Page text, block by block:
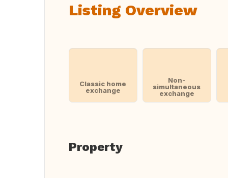
Listing Overview
Classic home
exchange
Non-
simultaneous
exchange
Property